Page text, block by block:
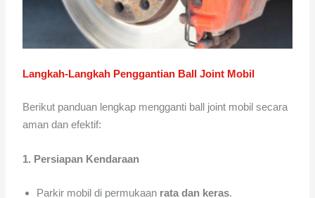
Langkah-Langkah Penggantian Ball Joint Mobil
Berikut panduan lengkap mengganti ball joint mobil secara
aman dan efektif:
1. Persiapan Kendaraan
Parkir mobil di permukaan rata dan keras.